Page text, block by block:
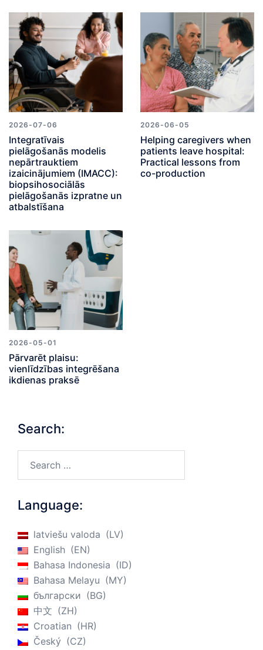
2026-07-06
Integratīvais
pielāgošanās modelis
nepārtrauktiem
izaicinājumiem (IMACC):
biopsihosociālās
pielāgošanās izpratne un
atbalstīšana
2026-06-05
Helping caregivers when
patients leave hospital:
Practical lessons from
co-production
2026-05-01
Pārvarēt plaisu:
vienlīdzības integrēšana
ikdienas praksē
Search:
Language:
latviešu valoda
LV
English
EN
Bahasa Indonesia
ID
Bahasa Melayu
MY
български
BG
中文
ZH
Croatian
HR
Český
CZ